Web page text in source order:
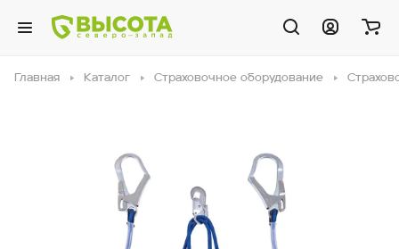
Главная Каталог Страховочное оборудование